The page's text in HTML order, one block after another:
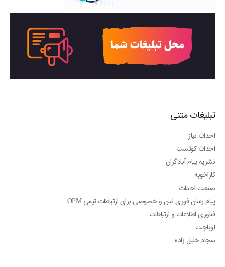
تبلیغات متنی
احداث نیاز
احداث کوئست
نشریه پیام آبادگران
کاراخوبه
صنعت احداث
پیام رسان فوری امن و خصوصی برای ارتباطات تیمی OPM
فناوری اطلاعات و ارتباطات
لوباجت
سجاد خلیل زاده